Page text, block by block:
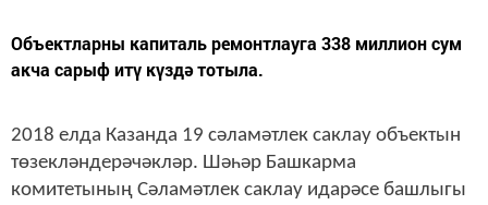
Объектларны капиталь ремонтлауга 338 миллион сум
акча сарыф итү күздә тотыла.
2018 елда Казанда 19 сәламәтлек саклау объектын
төзекләндерәчәкләр. Шәһәр Башкарма
комитетының Сәламәтлек саклау идарәсе башлыгы